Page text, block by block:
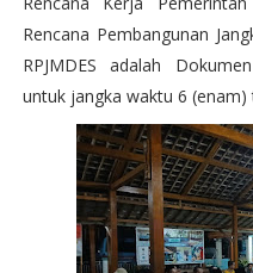
Rencana Pembangunan
RPJMDES adalah
untuk jangka waktu 6 (enam)